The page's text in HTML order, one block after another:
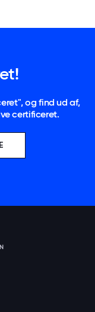
og find ud af,
certificeret.